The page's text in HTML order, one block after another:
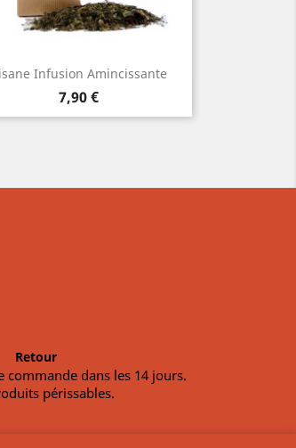
Infusion Amincissante
Prix
7,90 €
Aperçu rapide
Retour
commande dans les 14 jours.
périssables.